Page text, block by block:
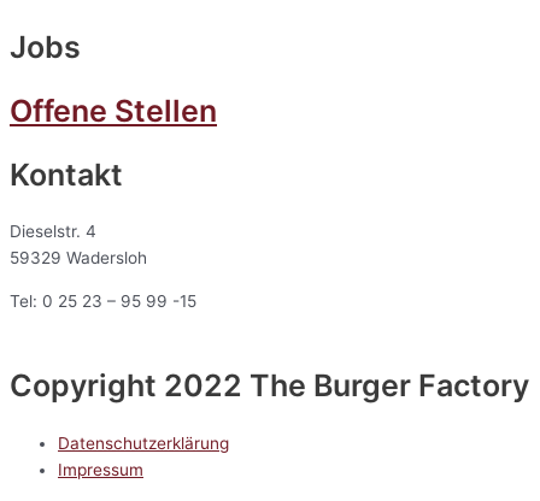
Jobs
Offene Stellen
Kontakt
Dieselstr. 4
59329 Wadersloh
Tel: 0 25 23 – 95 99 -15
Copyright 2022 The Burger Factory
Datenschutzerklärung
Impressum